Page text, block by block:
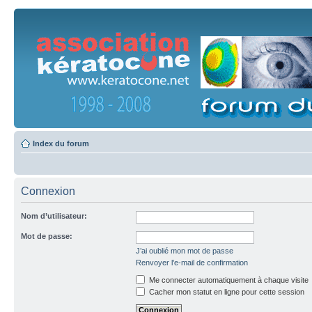
Index du forum
Connexion
Nom d’utilisateur:
Mot de passe:
J’ai oublié mon mot de passe
Renvoyer l’e-mail de confirmation
Me connecter automatiquement à chaque visite
Cacher mon statut en ligne pour cette session